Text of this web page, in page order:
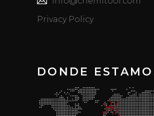
Privacy Policy
DONDE